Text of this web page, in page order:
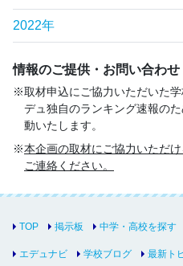
2022年
情報のご提供・お問い合わせ
取材申込にご協力いただいた
デュ独自のランキング速報の
動いたします。
本企画の取材にご協力いただ
ご連絡ください。
TOP 掲示板 中学・高校を探す
エデュナビ 学校ブログ 最新ト